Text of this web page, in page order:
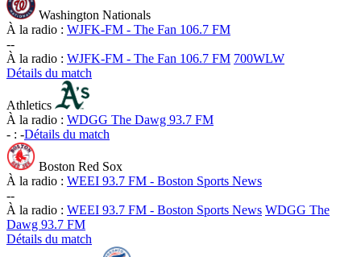
Washington Nationals
À la radio : WJFK-FM - The Fan 106.7 FM
--
À la radio : WJFK-FM - The Fan 106.7 FM 700WLW
Détails du match
Athletics
À la radio : WDGG The Dawg 93.7 FM
- : -Détails du match
Boston Red Sox
À la radio : WEEI 93.7 FM - Boston Sports News
--
À la radio : WEEI 93.7 FM - Boston Sports News WDGG The
Dawg 93.7 FM
Détails du match